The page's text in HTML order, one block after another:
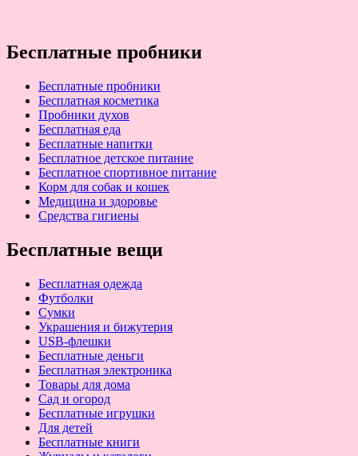
Бесплатные пробники
Бесплатные пробники
Бесплатная косметика
Пробники духов
Бесплатная еда
Бесплатные напитки
Бесплатное детское питание
Бесплатное спортивное питание
Корм для собак и кошек
Медицина и здоровье
Средства гигиены
Бесплатные вещи
Бесплатная одежда
Футболки
Сумки
Украшения и бижутерия
USB-флешки
Бесплатные деньги
Бесплатная электроника
Товары для дома
Сад и огород
Бесплатные игрушки
Для детей
Бесплатные книги